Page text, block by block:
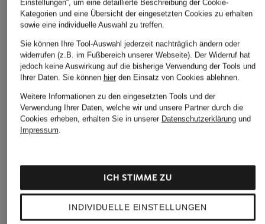
EMPORIO ARMANI
Hemdbluse aus
Leinen
59,99 €
104,99 €
Einstellungen“, um eine detaillierte Beschreibung der Cookie-
Kategorien und eine Übersicht der eingesetzten Cookies zu erhalten
sowie eine individuelle Auswahl zu treffen.
Sie können Ihre Tool-Auswahl jederzeit nachträglich ändern oder
widerrufen (z.B. im Fußbereich unserer Webseite). Der Widerruf hat
jedoch keine Auswirkung auf die bisherige Verwendung der Tools und
Ihrer Daten. Sie können hierden Einsatz von Cookies ablehnen.
Weitere Informationen zu den eingesetzten Tools und der
Verwendung Ihrer Daten, welche wir und unsere Partner durch die
Cookies erheben, erhalten Sie in unserer Datenschutzerklärungund
Impressum.
INDIVIDUELLE EINSTELLUNGEN
ICH STIMME ZU